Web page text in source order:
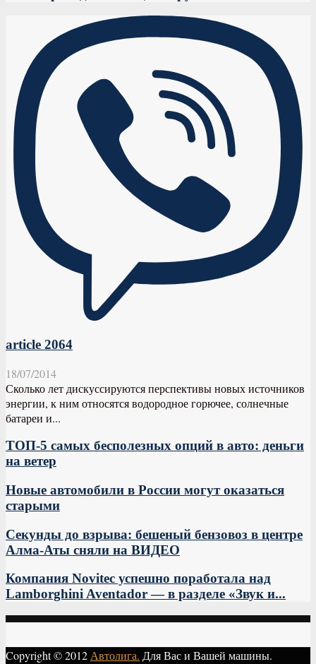
article 2064
18/07/2014
Сколько лет дискуссируются перспективы новых источников
энергии, к ним относятся водородное горючее, солнечные
батареи и...
ТОП-5 самых бесполезных опций в авто: деньги
на ветер
Новые автомобили в России могут оказаться
старыми
Секунды до взрыва: бешеный бензовоз в центре
Алма-Аты сняли на ВИДЕО
Компания Novitec успешно поработала над
Lamborghini Aventador — в разделе «Звук и...
Copyright © 2012 Автолига. Для Вас и Вашей машины.